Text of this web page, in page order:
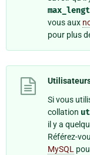
vous aux
pour plus
Si vous
collation
il y a
Référez-
MySQL